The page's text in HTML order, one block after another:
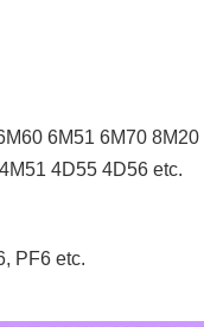
6M51 6M70
4D55 4D56 etc.
PF6 etc.